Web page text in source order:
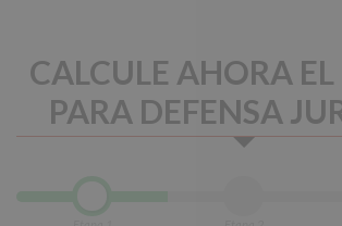
CALCULE AHORA
PARA DEFENSA